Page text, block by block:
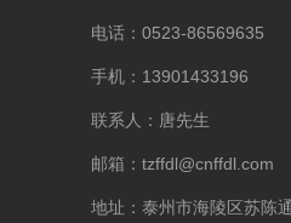
电话：0523-86569635
手机：13901433196
联系人：唐先生
邮箱：tzffdl@cnffdl.com
地址：泰州市海陵区苏陈